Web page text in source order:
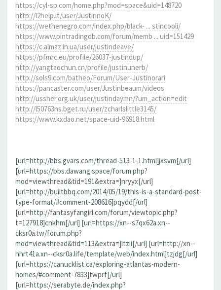
https://cyl-sp.com/home.php?mod=space&uid=148720
http://l2help.lt/user/JustinnoK/
https://wethenegro.com/index.php/black- ... stincooli/
https://www.pintradingdb.com/forum/memb ... uid=151429
https://c.almaz.in.ua/user/justindeave/
https://pfmrc.eu/profile/26037-justindup/
http://yangtaochun.cn/profile/justinunerb/
http://sols9.com/batheo/Forum/User-Justinorari
https://pancaster.com/user/Justinbeaum/videos
http://ussher.org.uk/user/justindaymn/?um_action=edit
http://l50763ns.bget.ru/user/zcharlslittle3145/
https://www.kxdao.net/space-uid-96918.html
[url=http://bbs.gvars.com/thread-513-1-1.html]jxsvm[/url]
[url=https://bbs.dawang.space/forum.php?
mod=viewthread&tid=191&extra=]nryyx[/url]
[url=http://builtbbq.com/2014/05/19/this-is-a-standard-post-
type-format/#comment-208616]pqydd[/url]
[url=http://fantasyfangirl.com/forum/viewtopic.php?
t=127918]cnkhm[/url] [url=https://xn--s7qx62a.xn--
cksr0a.tw/forum.php?
mod=viewthread&tid=113&extra=]ltzii[/url] [url=http://xn--
hhrt41a.xn--cksr0a.life/template/web/index.html]tzjdg[/url]
[url=https://canucklist.ca/exploring-atlantas-modern-
homes/#comment-7833]twprf[/url]
[url=https://serabyte.de/index.php?